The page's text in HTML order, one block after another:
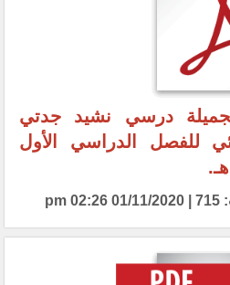
درسي نشيد جدتي
للفصل الدراسي الأول